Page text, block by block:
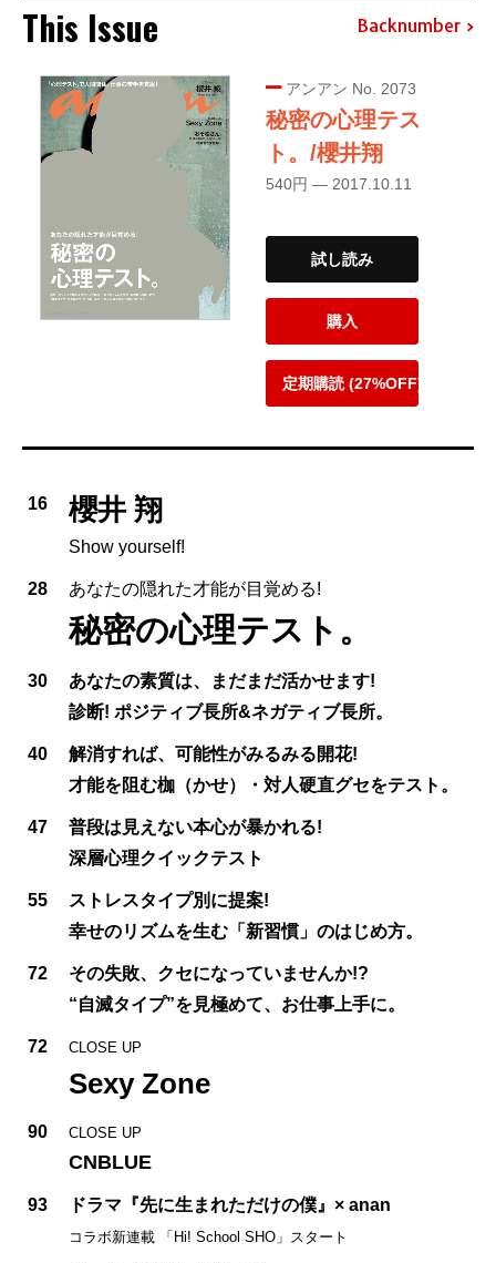
This Issue Backnumber
アンアン No. 2073
秘密の心理テス
ト。/櫻井翔
540円 — 2017.10.11
試し読み
購入
定期購読 (27%OFF)
16 櫻井 翔
Show yourself!
28 あなたの隠れた才能が目覚める!
秘密の心理テスト。
30
あなたの素質は、まだまだ活かせます!
診断! ポジティブ長所&ネガティブ長所。
40
解消すれば、可能性がみるみる開花!
才能を阻む枷（かせ）・対人硬直グセをテスト。
47
普段は見えない本心が暴かれる!
深層心理クイックテスト
55
ストレスタイプ別に提案!
幸せのリズムを生む「新習慣」のはじめ方。
72
その失敗、クセになっていませんか!?
“自滅タイプ”を見極めて、お仕事上手に。
72 CLOSE UP
Sexy Zone
90 CLOSE UP
CNBLUE
93 ドラマ『先に生まれただけの僕』× anan
コラボ新連載 「Hi! School SHO」スタート